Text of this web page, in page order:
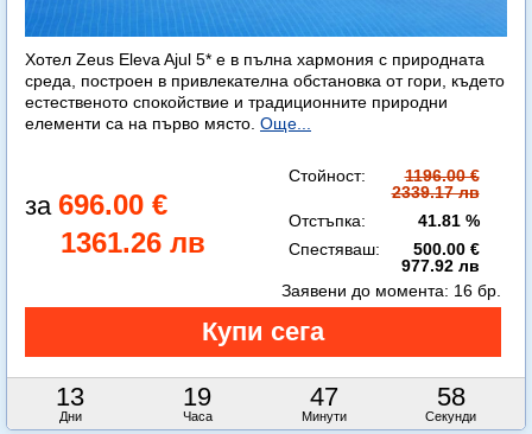
Хотел Zeus Eleva Ajul 5* е в пълна хармония с природната
среда, построен в привлекателна обстановка от гори, където
естественото спокойствие и традиционните природни
елементи са на първо място. Още...
696.00 €
1361.26 лв
Стойност:
1196.00 €
2339.17 лв
Отстъпка:
41.81 %
Спестяваш:
500.00 €
977.92 лв
13
Дни
19
Часа
47
Минути
57
Секунди
Заявени до момента: 16 бр.